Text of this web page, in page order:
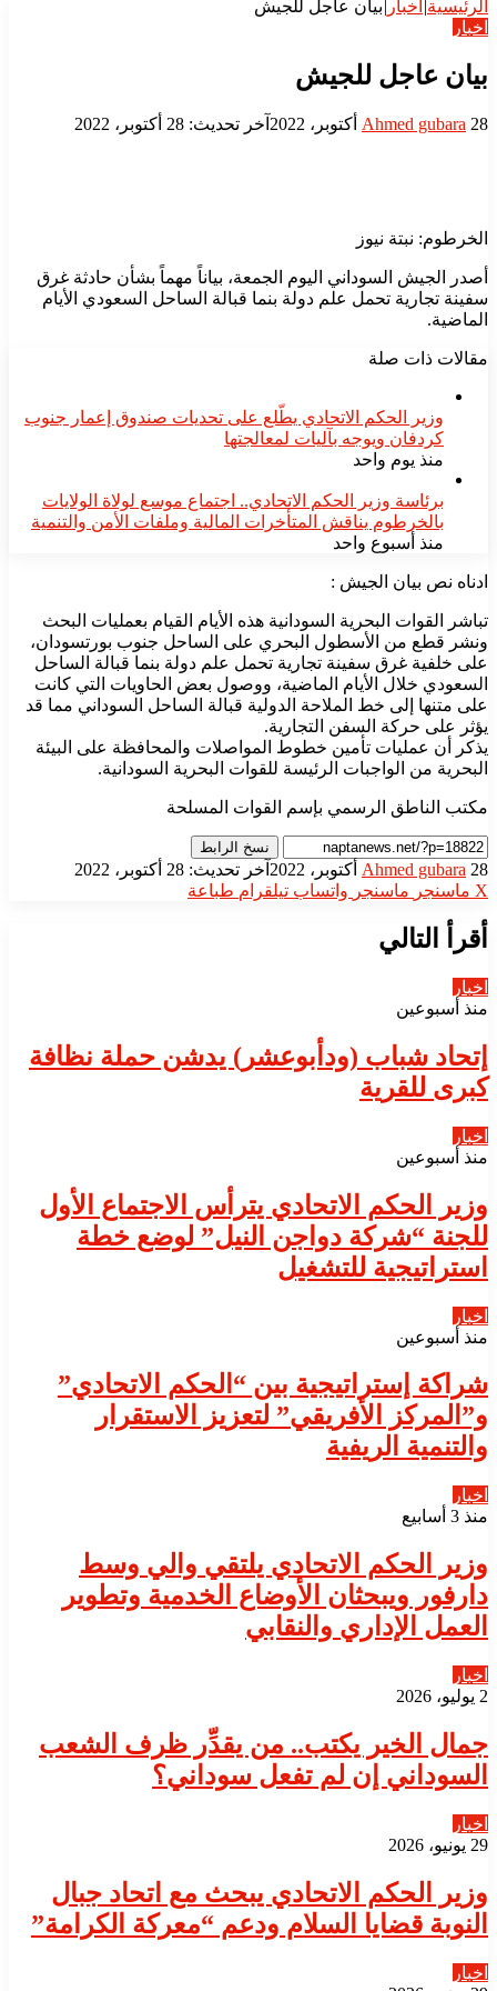
الرئيسية| اخبار |بيان عاجل للجيش
اخبار
بيان عاجل للجيش
Ahmed gubara
أرسل 28 أكتوبر، 2022 آخر تحديث: 28 أكتوبر، 2022
الخرطوم: نبتة نيوز
أصدر الجيش السوداني اليوم الجمعة، بياناً مهماً بشأن حادثة غرق
سفينة تجارية تحمل علم دولة بنما قبالة الساحل السعودي الأيام
الماضية.
مقالات ذات صلة
​وزير الحكم الاتحادي يطّلع على تحديات صندوق إعمار جنوب
كردفان ويوجه بآليات لمعالجتها
منذ يوم واحد
​برئاسة وزير الحكم الاتحادي.. اجتماع موسع لولاة الولايات
بالخرطوم يناقش المتأخرات المالية وملفات الأمن والتنمية
منذ أسبوع واحد
ادناه نص بيان الجيش :
تباشر القوات البحرية السودانية هذه الأيام القيام بعمليات البحث
ونشر قطع من الأسطول البحري على الساحل جنوب بورتسودان،
على خلفية غرق سفينة تجارية تحمل علم دولة بنما قبالة الساحل
السعودي خلال الأيام الماضية، ووصول بعض الحاويات التي كانت
على متنها إلى خط الملاحة الدولية قبالة الساحل السوداني مما قد
يؤثر على حركة السفن التجارية.
يذكر أن عمليات تأمين خطوط المواصلات والمحافظة على البيئة
البحرية من الواجبات الرئيسة للقوات البحرية السودانية.
مكتب الناطق الرسمي بإسم القوات المسلحة
نسخ الرابط
Ahmed gubara
أرسل
بريدا
28 أكتوبر، 2022
آخر تحديث: 28 أكتوبر، 2022
‫X ماسنجر ماسنجر واتساب تيلقرام طباعة
أقرأ التالي
اخبار
منذ أسبوعين
إتحاد شباب (ودأبوعشر) يدشن حملة نظافة
كبرى للقرية
اخبار
منذ أسبوعين
وزير الحكم الاتحادي يترأس الاجتماع الأول
للجنة “شركة دواجن النيل” لوضع خطة
استراتيجية للتشغيل
اخبار
منذ أسبوعين
شراكة إستراتيجية بين “الحكم الاتحادي”
و”المركز الأفريقي” لتعزيز الاستقرار
والتنمية الريفية
اخبار
منذ 3 أسابيع
​وزير الحكم الاتحادي يلتقي والي وسط
دارفور ويبحثان الأوضاع الخدمية وتطوير
العمل الإداري والنقابي
اخبار
2 يوليو، 2026
جمال الخير يكتب.. من يقدِّر ظرف الشعب
السوداني إن لم تفعل سوداني؟
اخبار
29 يونيو، 2026
​وزير الحكم الاتحادي يبحث مع اتحاد جبال
النوبة قضايا السلام ودعم “معركة الكرامة”
اخبار